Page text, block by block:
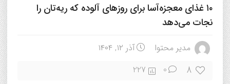
۱۰ غذای معجزه‌آسا برای روزهای آلوده که ریه‌تان را
نجات می‌دهد
مدیر محتوا آذر ۱۲, ۱۴۰۴
8
0
227